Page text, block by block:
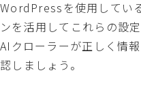
WordPressを使用してい
ンを活用してこれらの設
AIクローラーが正しく情
認しましょう。